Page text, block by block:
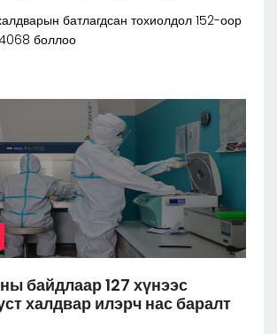
батлагдсан тохиолдол 152-оор
боллоо
байдлаар 127 хүнээс
халдвар илэрч нас баралт